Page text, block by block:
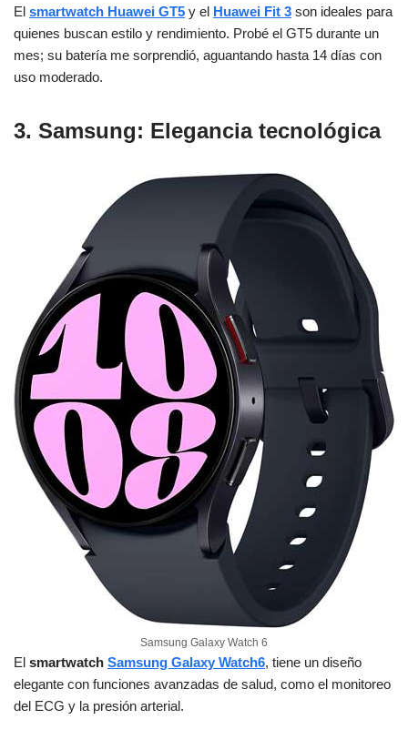
El smartwatch Huawei GT5 y el Huawei Fit 3 son ideales para
quienes buscan estilo y rendimiento. Probé el GT5 durante un
mes; su batería me sorprendió, aguantando hasta 14 días con
uso moderado.
3. Samsung: Elegancia tecnológica
Samsung Galaxy Watch 6
El smartwatch Samsung Galaxy Watch6, tiene un diseño
elegante con funciones avanzadas de salud, como el monitoreo
del ECG y la presión arterial.